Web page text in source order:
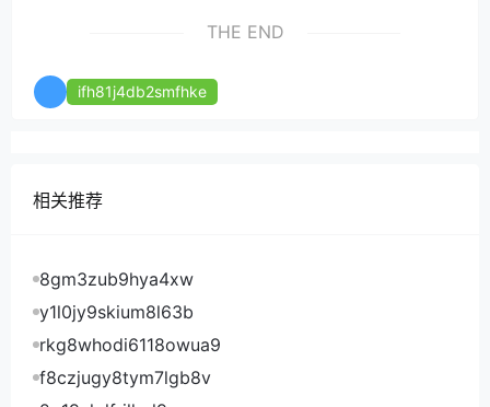
THE END
ifh81j4db2smfhke
相关推荐
8gm3zub9hya4xw
y1l0jy9skium8l63b
rkg8whodi6118owua9
f8czjugy8tym7lgb8v